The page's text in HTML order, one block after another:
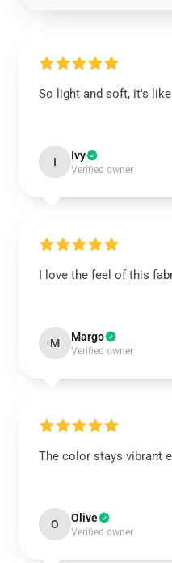
So light and soft, it's
I Ivy
Verified owner
I love the feel of this
M Margo
Verified owner
The color stays vibrant
O Olive
Verified owner